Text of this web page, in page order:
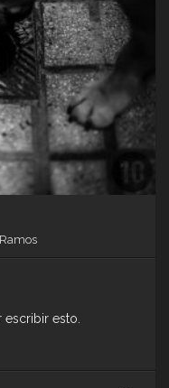
escribir esto.